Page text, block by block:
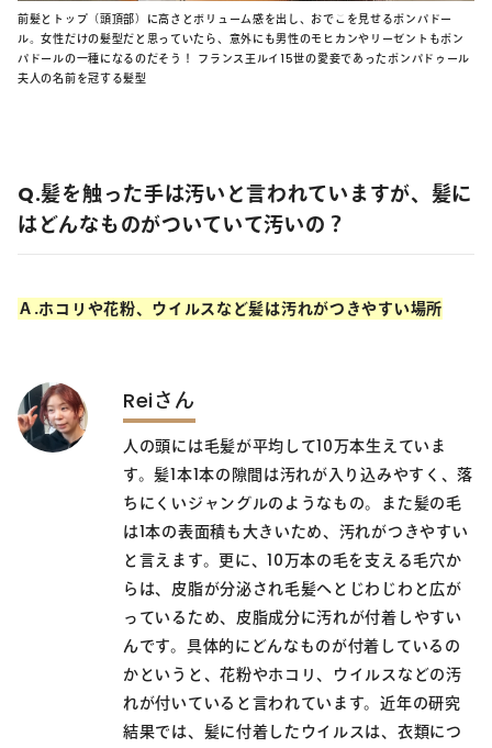
前髪とトップ（頭頂部）に高さとボリューム感を出し、おでこを見せるポンパドー
ル。女性だけの髪型だと思っていたら、意外にも男性のモヒカンやリーゼントもポン
パドールの一種になるのだそう！ フランス王ルイ15世の愛妾であったポンパドゥール
夫人の名前を冠する髪型
Q.髪を触った手は汚いと言われていますが、髪に
はどんなものがついていて汚いの？
Ａ.ホコリや花粉、ウイルスなど髪は汚れがつきやすい場所
Reiさん
人の頭には毛髪が平均して10万本生えていま
す。髪1本1本の隙間は汚れが入り込みやすく、落
ちにくいジャングルのようなもの。また髪の毛
は1本の表面積も大きいため、汚れがつきやすい
と言えます。更に、10万本の毛を支える毛穴か
らは、皮脂が分泌され毛髪へとじわじわと広が
っているため、皮脂成分に汚れが付着しやすい
んです。具体的にどんなものが付着しているの
かというと、花粉やホコリ、ウイルスなどの汚
れが付いていると言われています。近年の研究
結果では、髪に付着したウイルスは、衣類につ